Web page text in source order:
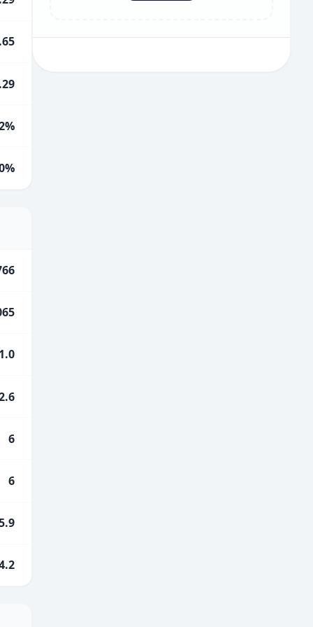
1.0
6
6